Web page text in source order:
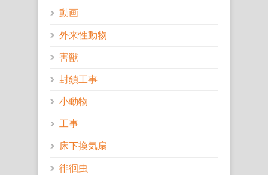
動画
外来性動物
害獣
封鎖工事
小動物
工事
床下換気扇
徘徊虫